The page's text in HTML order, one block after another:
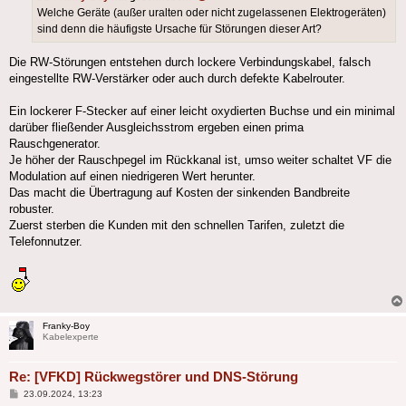
Welche Geräte (außer uralten oder nicht zugelassenen Elektrogeräten)
sind denn die häufigste Ursache für Störungen dieser Art?
Die RW-Störungen entstehen durch lockere Verbindungskabel, falsch
eingestellte RW-Verstärker oder auch durch defekte Kabelrouter.
Ein lockerer F-Stecker auf einer leicht oxydierten Buchse und ein minimal
darüber fließender Ausgleichsstrom ergeben einen prima
Rauschgenerator.
Je höher der Rauschpegel im Rückkanal ist, umso weiter schaltet VF die
Modulation auf einen niedrigeren Wert herunter.
Das macht die Übertragung auf Kosten der sinkenden Bandbreite
robuster.
Zuerst sterben die Kunden mit den schnellen Tarifen, zuletzt die
Telefonnutzer.
Franky-Boy
Kabelexperte
Re: [VFKD] Rückwegstörer und DNS-Störung
Beitrag
23.09.2024, 13:23